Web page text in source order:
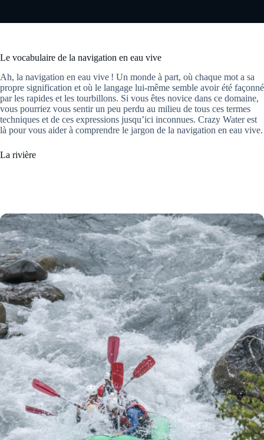
Le vocabulaire de la navigation en eau vive
Ah, la navigation en eau vive ! Un monde à part, où chaque mot a sa
propre signification et où le langage lui-même semble avoir été façonné
par les rapides et les tourbillons. Si vous êtes novice dans ce domaine,
vous pourriez vous sentir un peu perdu au milieu de tous ces termes
techniques et de ces expressions jusqu’ici inconnues. Crazy Water est
là pour vous aider à comprendre le jargon de la navigation en eau vive.
La rivière